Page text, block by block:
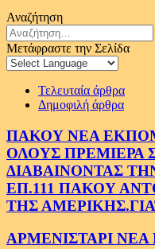
Αναζήτηση
Αναζήτηση
για:
Μετάφραστε την Σελίδα
Τελευταία άρθρα
Δημοφιλή άρθρα
ΠΑΚΟΥ ΝΕΑ
ΟΛΟΥΣ ΠΡΕΜΙΕΡΑ
ΔΙΑΒΑΙΝΟΝΤΑΣ
ΕΠ.111 ΠΑΚΟΥ
ΤΗΣ
ΑΡΜΕΝΙΣΤΑΡΙ